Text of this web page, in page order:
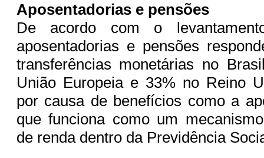
Aposentadorias e pensões
De acordo com o
aposentadorias e pensões
transferências monetárias no
União Europeia e 33% no Reino
por causa de benefícios como a
que funciona como um
de renda dentro da Previdência